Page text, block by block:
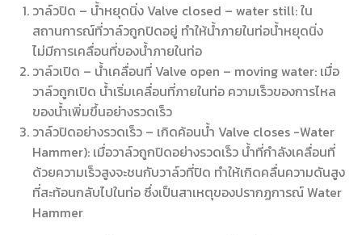
วาล์วปิด – น้ำหยุดนิ่ง Valve closed – water still: ใน
สถานการณ์ที่วาล์วถูกปิดอยู่ ทำให้น้ำภายในท่อน้ำหยุดนิ่ง
ไม่มีการเคลื่อนที่ของน้ำภายในท่อ
วาล์วเปิด – น้ำเคลื่อนที่ Valve open – moving water: เมื่อ
วาล์วถูกเปิด น้ำเริ่มเคลื่อนที่ภายในท่อ ความเร็วของการไหล
ของน้ำเพิ่มขึ้นอย่างรวดเร็ว
วาล์วปิดอย่างรวดเร็ว – เกิดค้อนน้ำ Valve closes -Water
Hammer): เมื่อวาล์วถูกปิดอย่างรวดเร็ว น้ำที่กำลังเคลื่อนที่
ด้วยความเร็วสูงจะชนกับวาล์วที่ปิด ทำให้เกิดคลื่นความดันสูง
ที่สะท้อนกลับไปในท่อ ซึ่งเป็นสาเหตุของปรากฏการณ์ Water
Hammer